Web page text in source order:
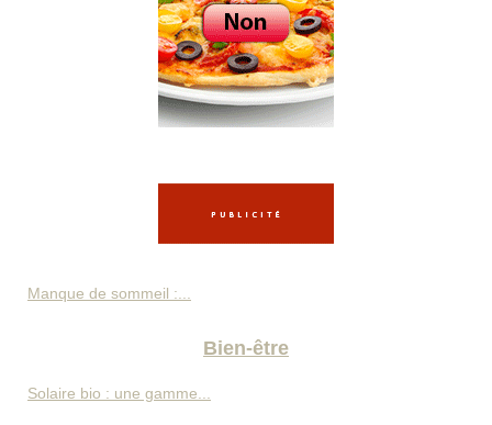
Manque de sommeil :...
Bien-être
Solaire bio : une gamme...